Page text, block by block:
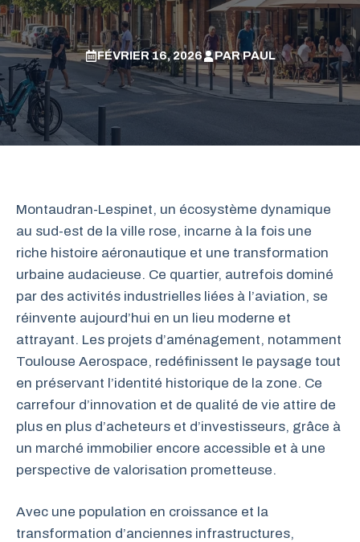
FÉVRIER 16, 2026 PARPAUL
Montaudran-Lespinet, un écosystème dynamique
au sud-est de la ville rose, incarne à la fois une
riche histoire aéronautique et une transformation
urbaine audacieuse. Ce quartier, autrefois dominé
par des activités industrielles liées à l’aviation, se
réinvente aujourd’hui en un lieu moderne et
attrayant. Les projets d’aménagement, notamment
Toulouse Aerospace, redéfinissent le paysage tout
en préservant l’identité historique de la zone. Ce
carrefour d’innovation et de qualité de vie attire de
plus en plus d’acheteurs et d’investisseurs, grâce à
un marché immobilier encore accessible et à une
perspective de valorisation prometteuse.
Avec une population en croissance et la
transformation d’anciennes infrastructures,